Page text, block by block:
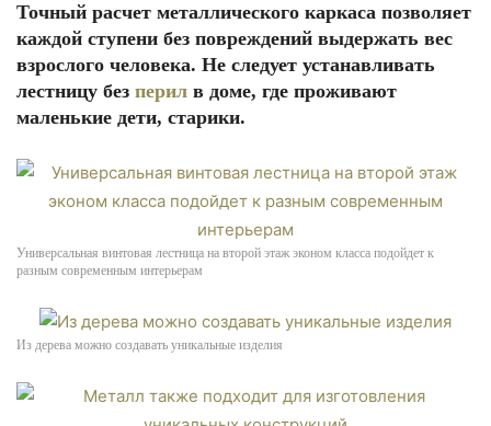
Точный расчет металлического каркаса позволяет
каждой ступени без повреждений выдержать вес
взрослого человека. Не следует устанавливать
лестницу без перил в доме, где проживают
маленькие дети, старики.
Универсальная винтовая лестница на второй этаж эконом класса подойдет к
разным современным интерьерам
Из дерева можно создавать уникальные изделия